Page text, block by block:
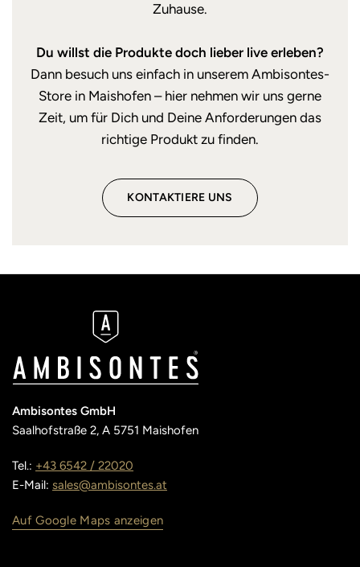
Zuhause.
Du willst die Produkte doch lieber live erleben?
Dann besuch uns einfach in unserem Ambisontes-
Store in Maishofen – hier nehmen wir uns gerne
Zeit, um für Dich und Deine Anforderungen das
richtige Produkt zu finden.
KONTAKTIERE UNS
Ambisontes GmbH
Saalhofstraße 2, A 5751 Maishofen
Tel.: +43 6542 / 22020
E-Mail:sales@ambisontes.at
Auf Google Maps anzeigen